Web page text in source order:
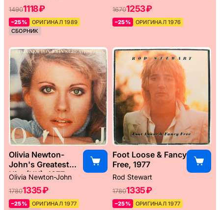
14901118 ₽
–25%
ОРИГИНАЛ 1989
СБОРНИК
16701253 ₽
–25% ОРИГИНАЛ 1976
Olivia Newton-
John's Greatest
Hits (UK), 1977
Olivia Newton-John
17801335 ₽
–25%
ОРИГИНАЛ 1977
Foot Loose & Fancy
Free, 1977
Rod Stewart
17801335 ₽
–25% ОРИГИНАЛ 1977